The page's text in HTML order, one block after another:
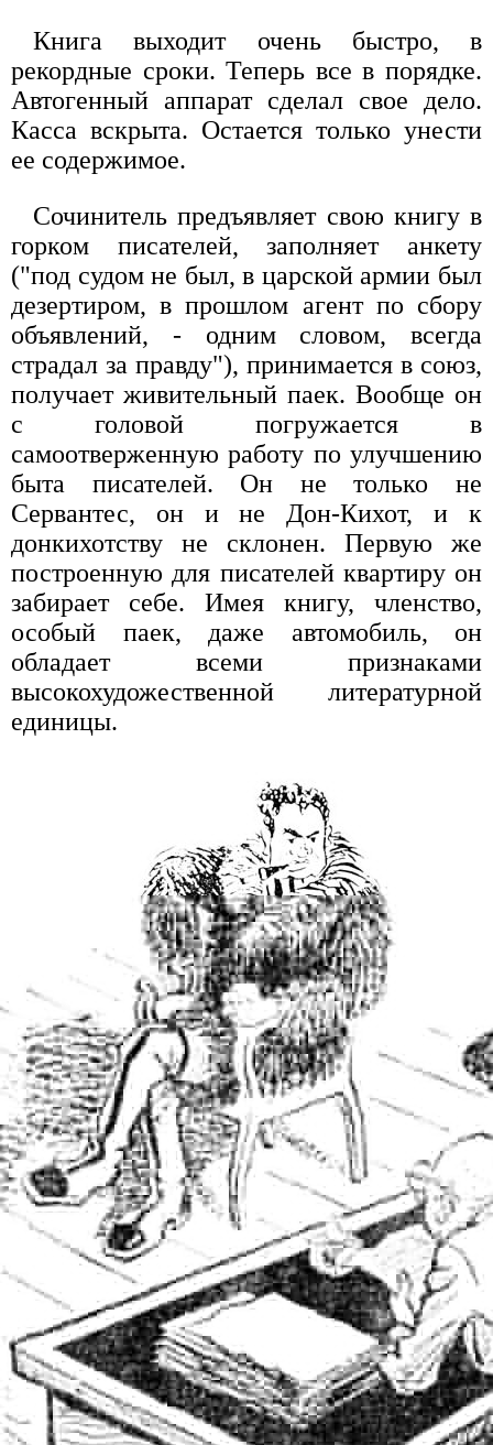
Книга выходит очень быстро, в
рекордные сроки. Теперь все в порядке.
Автогенный аппарат сделал свое дело.
Касса вскрыта. Остается только унести
ее содержимое.
Сочинитель предъявляет свою книгу в
горком писателей, заполняет анкету
("под судом не был, в царской армии был
дезертиром, в прошлом агент по сбору
объявлений, - одним словом, всегда
страдал за правду"), принимается в союз,
получает живительный паек. Вообще он
с головой погружается в
самоотверженную работу по улучшению
быта писателей. Он не только не
Сервантес, он и не Дон-Кихот, и к
донкихотству не склонен. Первую же
построенную для писателей квартиру он
забирает себе. Имея книгу, членство,
особый паек, даже автомобиль, он
обладает всеми признаками
высокохудожественной литературной
единицы.